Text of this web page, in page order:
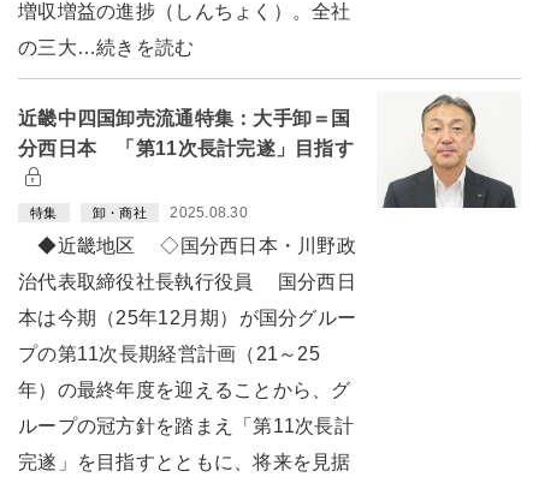
増収増益の進捗（しんちょく）。全社
の三大…続きを読む
近畿中四国卸売流通特集：大手卸＝国
分西日本 「第11次長計完遂」目指す
特集 卸・商社 2025.08.30
◆近畿地区 ◇国分西日本・川野政
治代表取締役社長執行役員 国分西日
本は今期（25年12月期）が国分グルー
プの第11次長期経営計画（21～25
年）の最終年度を迎えることから、グ
ループの冠方針を踏まえ「第11次長計
完遂」を目指すとともに、将来を見据